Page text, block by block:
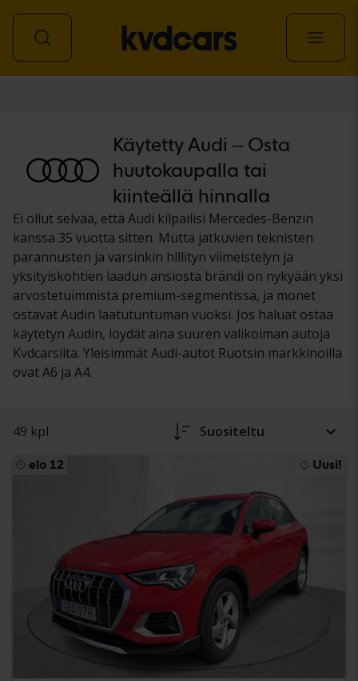
Käytetty Audi – Osta
huutokaupalla tai
kiinteällä hinnalla
Ei ollut selvää, että Audi kilpailisi Mercedes-Benzin
kanssa 35 vuotta sitten. Mutta jatkuvien teknisten
parannusten ja varsinkin hillityn viimeistelyn ja
yksityiskohtien laadun ansiosta brändi on nykyään yksi
arvostetuimmista premium-segmentissä, ja monet
ostavat Audin laatutuntuman vuoksi. Jos haluat ostaa
käytetyn Audin, löydät aina suuren valikoiman autoja
Kvdcarsilta. Yleisimmät Audi-autot Ruotsin markkinoilla
ovat A6 ja A4.
49 kpl Suositeltu
elo 12 Uusi!